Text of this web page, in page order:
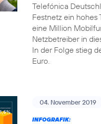
Telefónica
Festnetz ein
eine Million
Netzbetreiber in
In der Folge stieg
Euro.
04. November 2019
INFOGRAFIK: